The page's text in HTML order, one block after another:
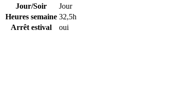
Jour/Soir
Jour
Heures semaine 32,5h
Arrêt estival
oui